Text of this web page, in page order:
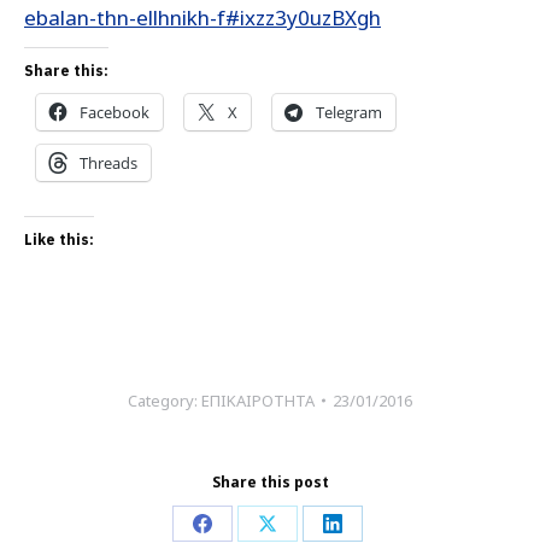
ebalan-thn-ellhnikh-f#ixzz3y0uzBXgh
Share this:
Facebook X Telegram
Threads
Like this:
Category: ΕΠΙΚΑΙΡΟΤΗΤΑ 23/01/2016
Share this post
Share Share Share